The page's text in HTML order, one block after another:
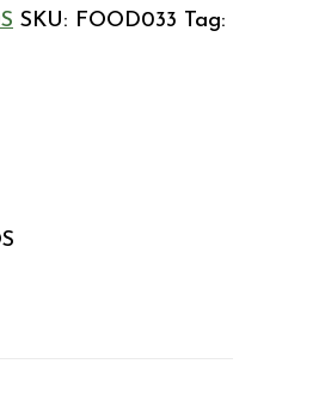
SKU: FOOD033 Tag: